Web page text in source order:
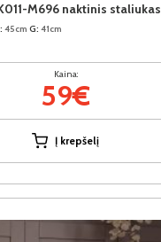
M696 naktinis staliukas
45cm G: 41cm
Kaina:
59€
Į krepšelį